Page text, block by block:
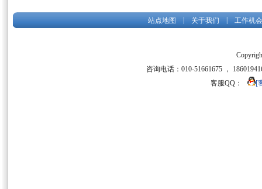
站点地图 关于我们 工作机会
咨询电话：010-51661675 ，
客服QQ：
[